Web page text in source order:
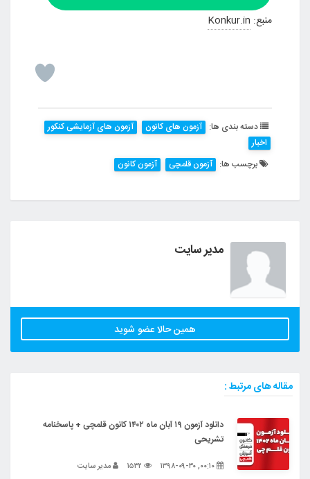
منبع: Konkur.in
دسته بندی ها: آزمون های کانون
آزمون های آزمایشی کنکور
اخبار
برچسب ها: آزمون قلمچی آزمون کانون
مدیر سایت
همین حالا عضو شوید
مقاله های مرتبط :
دانلود آزمون ۱۹ آبان ماه ۱۴۰۲ کانون قلمچی + پاسخنامه
تشریحی
مدیر سایت